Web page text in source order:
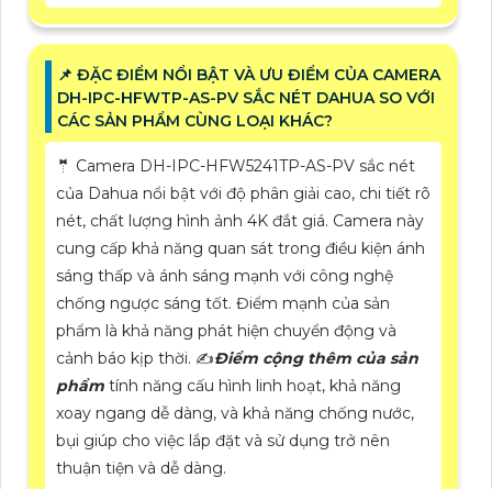
📌 ĐẶC ĐIỂM NỔI BẬT VÀ ƯU ĐIỂM CỦA CAMERA
DH-IPC-HFWTP-AS-PV SẮC NÉT DAHUA SO VỚI
CÁC SẢN PHẨM CÙNG LOẠI KHÁC?
🤵 Camera DH-IPC-HFW5241TP-AS-PV sắc nét
của Dahua nổi bật với độ phân giải cao, chi tiết rõ
nét, chất lượng hình ảnh 4K đắt giá. Camera này
cung cấp khả năng quan sát trong điều kiện ánh
sáng thấp và ánh sáng mạnh với công nghệ
chống ngược sáng tốt. Điểm mạnh của sản
phẩm là khả năng phát hiện chuyển động và
cảnh báo kịp thời. ✍️Điểm cộng thêm của sản
phẩm tính năng cấu hình linh hoạt, khả năng
xoay ngang dễ dàng, và khả năng chống nước,
bụi giúp cho việc lắp đặt và sử dụng trở nên
thuận tiện và dễ dàng.